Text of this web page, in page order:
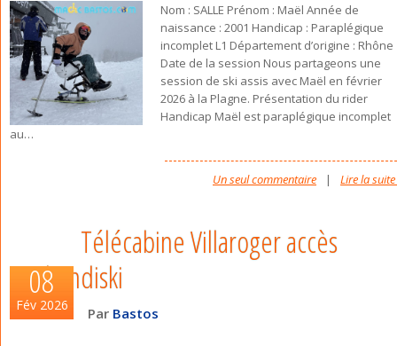
Nom : SALLE Prénom : Maël Année de
naissance : 2001 Handicap : Paraplégique
incomplet L1 Département d’origine : Rhône
Date de la session Nous partageons une
session de ski assis avec Maël en février
2026 à la Plagne. Présentation du rider
Handicap Maël est paraplégique incomplet
au…
Lire la suite
|
Un seul commentaire
Télécabine Villaroger accès
handiski
08
Fév 2026 Par Bastos